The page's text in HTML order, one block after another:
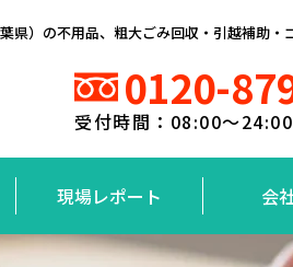
県）の不用品、粗大ごみ回収・引越補助
0120-
受付時間：08:00～24:00
現場レポート 会